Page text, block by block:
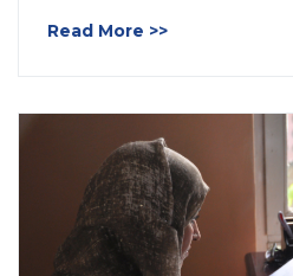
Read More >>